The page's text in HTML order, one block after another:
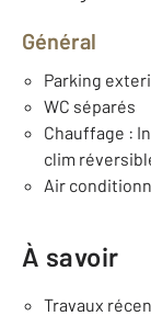
Général
Parking
WC séparés
Chauffage :
clim
Air
À savoir
Travaux